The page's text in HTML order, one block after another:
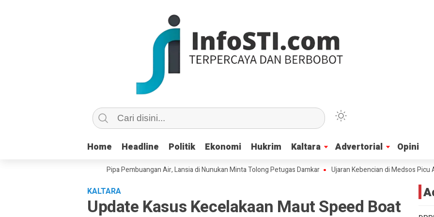
Home Headline Politik Ekonomi Hukrim Kaltara Advertorial Opini
Home Headline Politik Ekonomi Hukrim Kaltara Advertorial Opini
Copot dan Masuk Saluran Pipa Pembuangan Air, Lansia di Nunukan Minta Tolong Petugas Damkar Ujaran Kebencian di Medsos Picu Amarah
KALTARA
Update Kasus Kecelakaan Maut Speed Boat